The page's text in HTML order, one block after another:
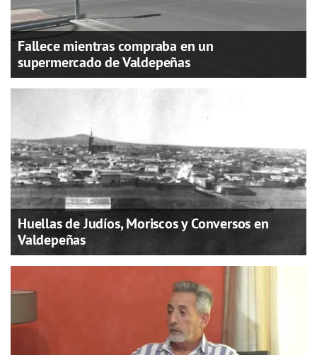
Fallece mientras compraba en un
supermercado de Valdepeñas
Huellas de Judíos, Moriscos y Conversos en
Valdepeñas